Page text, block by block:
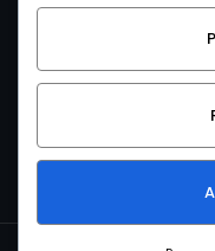
Con l'invio del
l’informativa sulla
dei propri dati personali.